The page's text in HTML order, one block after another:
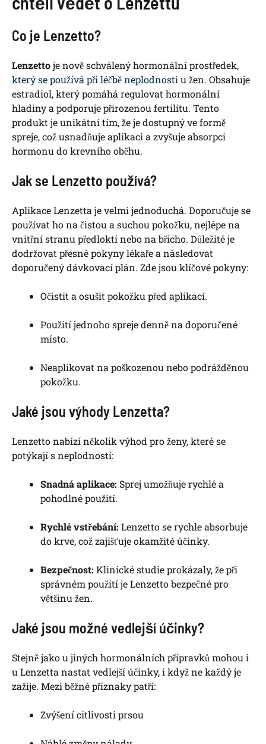
Co je Lenzetto?
Lenzettoje nově schválený hormonální prostředek,
který se používá při léčbě neplodnosti u žen. Obsahuje
estradiol, který pomáhá regulovat hormonální
hladiny a podporuje přirozenou fertilitu. Tento
produkt je unikátní tím, že je dostupný ve formě
spreje, což usnadňuje aplikaci a zvyšuje absorpci
hormonu do krevního oběhu.
Jak se Lenzetto používá?
Aplikace Lenzetta je velmi jednoduchá. Doporučuje se
používat ho na čistou a suchou pokožku, nejlépe na
vnitřní stranu předloktí nebo na břicho. Důležité je
dodržovat přesné pokyny lékaře a následovat
doporučený dávkovací plán. Zde jsou klíčové pokyny:
Očistit a osušit pokožku před aplikací.
Použití jednoho spreje denně na doporučené
místo.
Neaplikovat na poškozenou nebo podrážděnou
pokožku.
Jaké jsou výhody Lenzetta?
Lenzetto nabízí několik výhod pro ženy, které se
potýkají s neplodností:
Snadná aplikace: Sprej umožňuje rychlé a
pohodlné použití.
Rychlé vstřebání: Lenzetto se rychle absorbuje
do krve, což zajišťuje okamžité účinky.
Bezpečnost: Klinické studie prokázaly, že při
správném použití je Lenzetto bezpečné pro
většinu žen.
Jaké jsou možné vedlejší účinky?
Stejně jako u jiných hormonálních přípravků mohou i
u Lenzetta nastat vedlejší účinky, i když ne každý je
zažije. Mezi běžné příznaky patří:
Zvýšení citlivosti prsou